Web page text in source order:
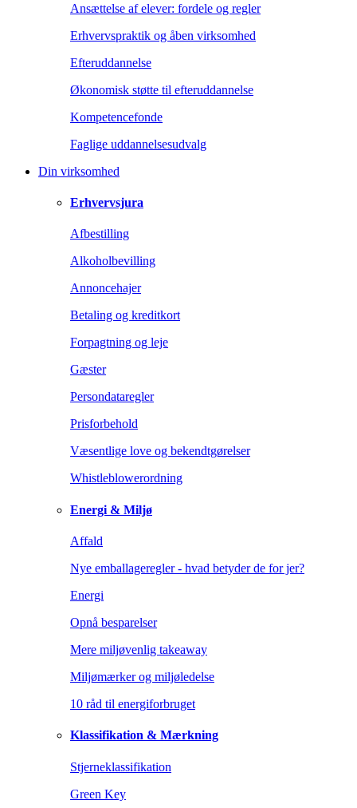
Ansættelse af elever: fordele og regler
Erhvervspraktik og åben virksomhed
Efteruddannelse
Økonomisk støtte til efteruddannelse
Kompetencefonde
Faglige uddannelsesudvalg
Din virksomhed
Erhvervsjura
Afbestilling
Alkoholbevilling
Annoncehajer
Betaling og kreditkort
Forpagtning og leje
Gæster
Persondataregler
Prisforbehold
Væsentlige love og bekendtgørelser
Whistleblowerordning
Energi & Miljø
Affald
Nye emballageregler - hvad betyder de for jer?
Energi
Opnå besparelser
Mere miljøvenlig takeaway
Miljømærker og miljøledelse
10 råd til energiforbruget
Klassifikation & Mærkning
Stjerneklassifikation
Green Key